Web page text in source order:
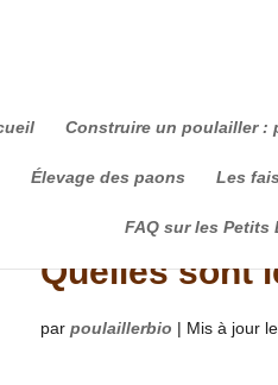
Construire un poulailler :
Élevage des paons Les
FAQ sur les Petits
Quelles sont
parpoulaillerbio | Mis à jour